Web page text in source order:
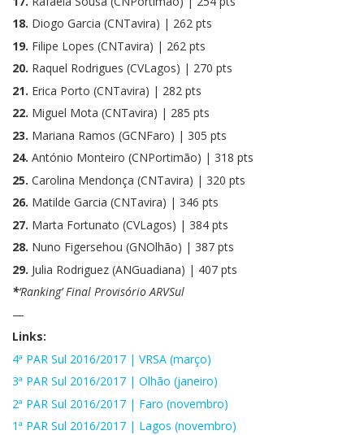
18. Diogo Garcia (CNTavira) | 262 pts
19. Filipe Lopes (CNTavira) | 262 pts
20. Raquel Rodrigues (CVLagos) | 270 pts
21. Erica Porto (CNTavira) | 282 pts
22. Miguel Mota (CNTavira) | 285 pts
23. Mariana Ramos (GCNFaro) | 305 pts
24. António Monteiro (CNPortimão) | 318 pts
25. Carolina Mendonça (CNTavira) | 320 pts
26. Matilde Garcia (CNTavira) | 346 pts
27. Marta Fortunato (CVLagos) | 384 pts
28. Nuno Figersehou (GNOlhão) | 387 pts
29. Julia Rodriguez (ANGuadiana) | 407 pts
*‘Ranking’ Final Provisório ARVSul
—
Links:
4ª PAR Sul 2016/2017 | VRSA (março)
3ª PAR Sul 2016/2017 | Olhão (janeiro)
2ª PAR Sul 2016/2017 | Faro (novembro)
1ª PAR Sul 2016/2017 | Lagos (novembro)